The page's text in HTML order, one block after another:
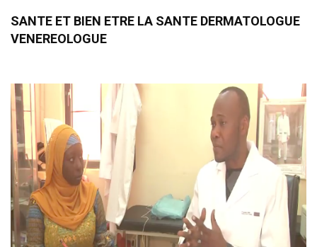
SANTE ET BIEN ETRE LA SANTE DERMATOLOGUE
VENEREOLOGUE